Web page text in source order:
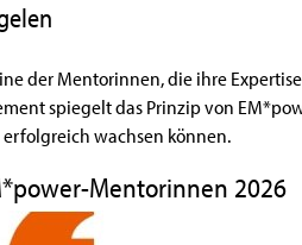
der Mentorinnen, die ihre
spiegelt das Prinzip von
wachsen können.
Mentorinnen 2026